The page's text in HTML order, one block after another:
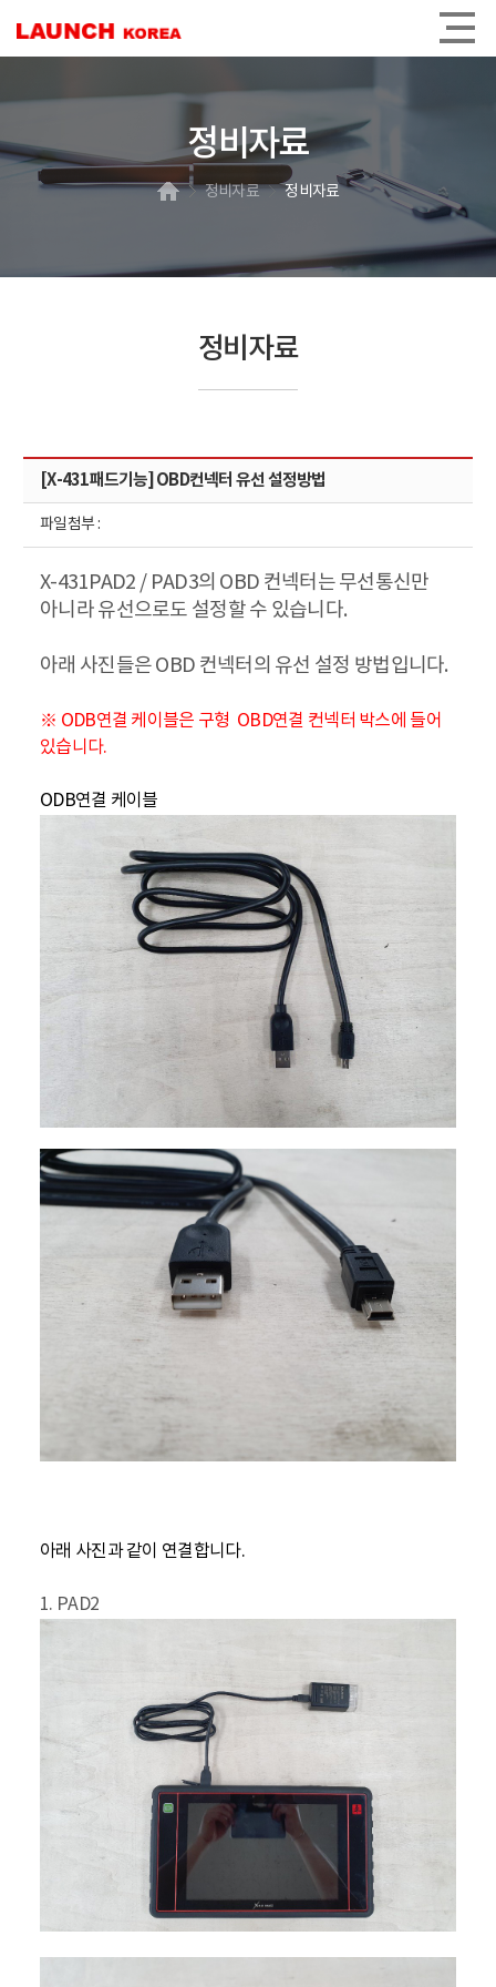
정비자료
정비자료 정비자료
정비자료
[X-431패드기능] OBD컨넥터 유선 설정방법
파일첨부 :
X-431PAD2 / PAD3의 OBD 컨넥터는 무선통신만
아니라 유선으로도 설정할 수 있습니다.
아래 사진들은 OBD 컨넥터의 유선 설정 방법입니다.
※ ODB연결 케이블은 구형 OBD연결 컨넥터 박스에 들어
있습니다.
ODB연결 케이블
아래 사진과 같이 연결합니다.
1. PAD2